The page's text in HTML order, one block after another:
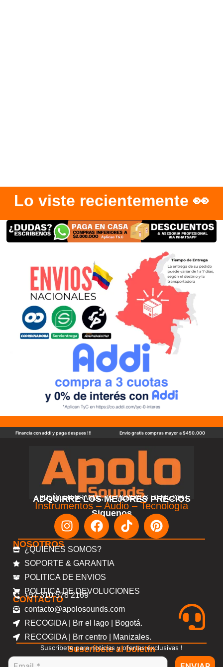
Lo viste recientemente 👀
Financia con addi y paga despues !!! Envio gratis compras mayor a $450.000
ADQUIRRE LOS MEJORES PRECIOS
! SUEÑA EN GRANDE, TE MERECES LO MEJOR !
Instrumentos – Audio – Tecnología
Siguenos
NOSOTROS
¿QUIENES SOMOS?
SOPORTE & GARANTIA
POLITICA DE ENVIOS
POLITICA DE DEVOLUCIONES
CONTACTO
+57 310 578 2169
contacto@apolosounds.com
RECOGIDA | Brr el lago | Bogotá.
RECOGIDA | Brr centro | Manizales.
Suscríbete al boletín
Suscribete para noticias y ofertas exclusivas !